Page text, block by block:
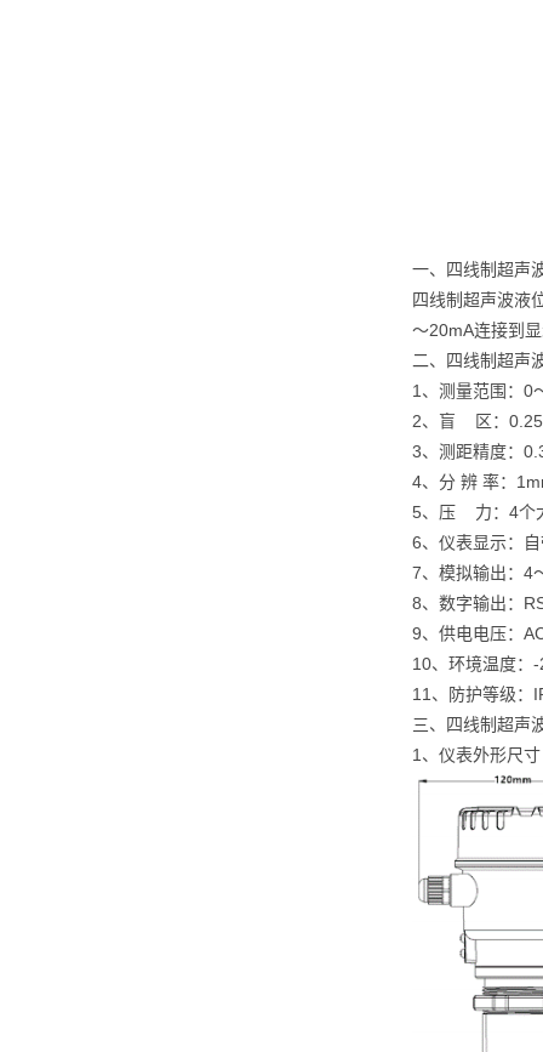
一、四线制超声
四线制超声波液
～20mA连接到
二、四线制超声
1、测量范围：0
2、盲 区：
3、测距精度：
4、分 辨 率：
5、压 力：4个
6、仪表显示：
7、模拟输出：4
8、数字输出：
9、供电电压：
10、环境温度
11、防护等级：
三、四线制超声
1、仪表外形尺寸